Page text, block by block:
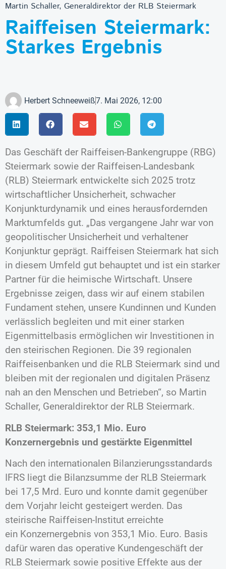
Martin Schaller, Generaldirektor der RLB Steiermark
Raiffeisen Steiermark:
Starkes Ergebnis
Herbert Schneeweiß7. Mai 2026, 12:00
Das Geschäft der Raiffeisen-Bankengruppe (RBG)
Steiermark sowie der Raiffeisen-Landesbank
(RLB) Steiermark entwickelte sich 2025 trotz
wirtschaftlicher Unsicherheit, schwacher
Konjunkturdynamik und eines herausfordernden
Marktumfelds gut. „Das vergangene Jahr war von
geopolitischer Unsicherheit und verhaltener
Konjunktur geprägt. Raiffeisen Steiermark hat sich
in diesem Umfeld gut behauptet und ist ein starker
Partner für die heimische Wirtschaft. Unsere
Ergebnisse zeigen, dass wir auf einem stabilen
Fundament stehen, unsere Kundinnen und Kunden
verlässlich begleiten und mit einer starken
Eigenmittelbasis ermöglichen wir Investitionen in
den steirischen Regionen. Die 39 regionalen
Raiffeisenbanken und die RLB Steiermark sind und
bleiben mit der regionalen und digitalen Präsenz
nah an den Menschen und Betrieben“, so Martin
Schaller, Generaldirektor der RLB Steiermark.
RLB Steiermark: 353,1 Mio. Euro
Konzernergebnis und gestärkte Eigenmittel
Nach den internationalen Bilanzierungsstandards
IFRS liegt die Bilanzsumme der RLB Steiermark
bei 17,5 Mrd. Euro und konnte damit gegenüber
dem Vorjahr leicht gesteigert werden. Das
steirische Raiffeisen-Institut erreichte
ein Konzernergebnis von 353,1 Mio. Euro. Basis
dafür waren das operative Kundengeschäft der
RLB Steiermark sowie positive Effekte aus der